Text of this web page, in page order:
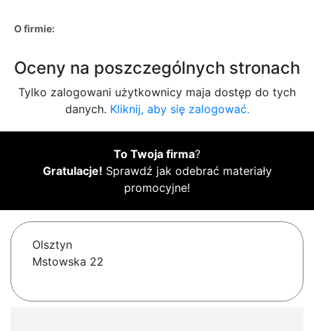
O firmie:
Oceny na poszczególnych stronach
Tylko zalogowani użytkownicy maja dostęp do tych
danych. Kliknij, aby się zalogować.
To Twoja firma?
Gratulacje! Sprawdź jak odebrać materiały
promocyjne!
Olsztyn
Mstowska 22